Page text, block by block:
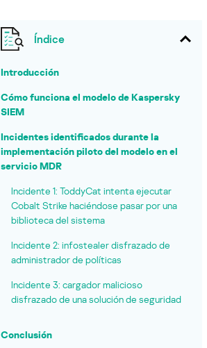
Índice
Introducción
Cómo funciona el modelo de Kaspersky
SIEM
Incidentes identificados durante la
implementación piloto del modelo en el
servicio MDR
Incidente 1: ToddyCat intenta ejecutar
Cobalt Strike haciéndose pasar por una
biblioteca del sistema
Incidente 2: infostealer disfrazado de
administrador de políticas
Incidente 3: cargador malicioso
disfrazado de una solución de seguridad
Conclusión